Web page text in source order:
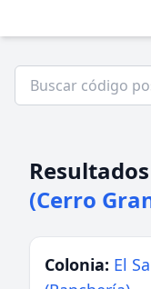
(Cerro
Colonia: El